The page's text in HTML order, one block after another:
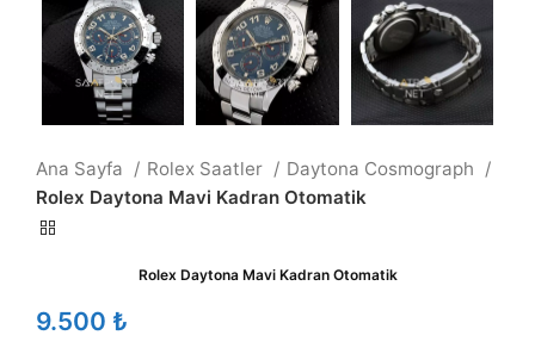
Ana Sayfa Rolex Saatler
Daytona Cosmograph
Rolex Daytona Mavi Kadran Otomatik
Rolex Daytona Mavi Kadran Otomatik
₺